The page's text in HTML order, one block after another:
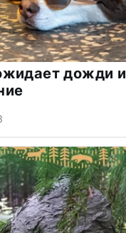
дожди и